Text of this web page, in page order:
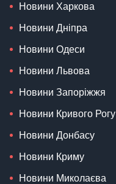
Новини Харкова
Новини Дніпра
Новини Одеси
Новини Львова
Новини Запоріжжя
Новини Кривого Рогу
Новини Донбасу
Новини Криму
Новини Миколаєва